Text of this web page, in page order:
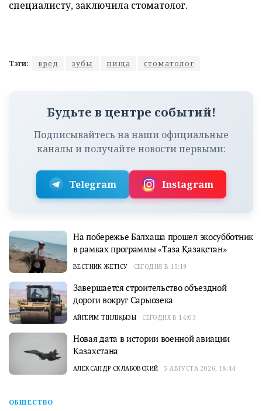
специалисту, заключила стоматолог.
Тэги: вред зубы пища стоматолог
Будьте в центре событий!
Подписывайтесь на наши официальные
каналы и получайте новости первыми:
Telegram Instagram
На побережье Балхаша прошел экосубботник
в рамках программы «Таза Қазақстан»
ВЕСТНИК ЖЕТІСУ СЕГОДНЯ В 15:19
Завершается строительство объездной
дороги вокруг Сарыозека
АЙГЕРІМ ТІНӘЛІҚЫЗЫ СЕГОДНЯ В 14:03
Новая дата в истории военной авиации
Казахстана
АЛЕКСАНДР СКЛАБОВСКИЙ 5 АВГУСТА 2026, 18:44
ОБЩЕСТВО